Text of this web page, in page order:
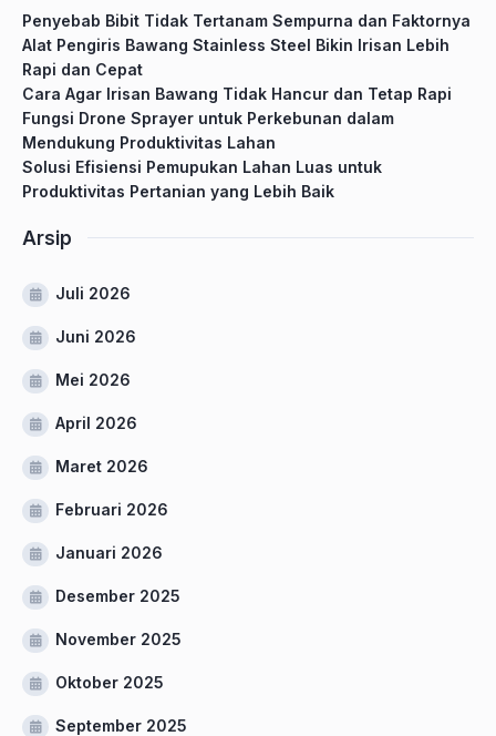
Penyebab Bibit Tidak Tertanam Sempurna dan Faktornya
Alat Pengiris Bawang Stainless Steel Bikin Irisan Lebih
Rapi dan Cepat
Cara Agar Irisan Bawang Tidak Hancur dan Tetap Rapi
Fungsi Drone Sprayer untuk Perkebunan dalam
Mendukung Produktivitas Lahan
Solusi Efisiensi Pemupukan Lahan Luas untuk
Produktivitas Pertanian yang Lebih Baik
Arsip
Juli 2026
Juni 2026
Mei 2026
April 2026
Maret 2026
Februari 2026
Januari 2026
Desember 2025
November 2025
Oktober 2025
September 2025